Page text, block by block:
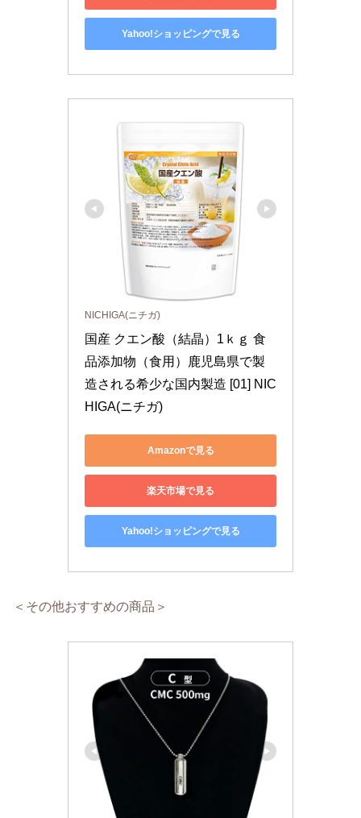
Yahoo!ショッピングで見る
NICHIGA(ニチガ)
国産 クエン酸（結晶）1ｋｇ 食
品添加物（食用）鹿児島県で製
造される希少な国内製造 [01] NIC
HIGA(ニチガ)
Amazonで見る
楽天市場で見る
Yahoo!ショッピングで見る
＜その他おすすめの商品＞